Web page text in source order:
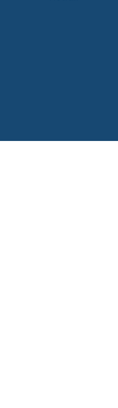
in a new window)